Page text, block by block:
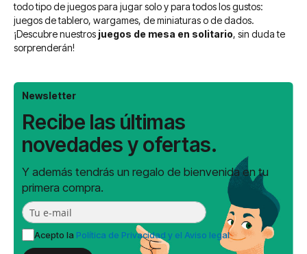
todo tipo de juegos para jugar solo y para todos los gustos:
juegos de tablero, wargames, de miniaturas o de dados.
¡Descubre nuestros juegos de mesa en solitario, sin duda te
sorprenderán!
Newsletter
Recibe las últimas
novedades y ofertas.
Y además tendrás un regalo de bienvenida en tu
primera compra.
Acepto la Política de Privacidad y el Aviso legal